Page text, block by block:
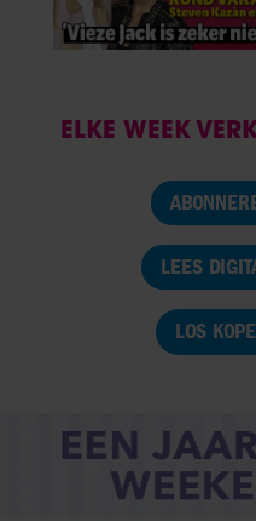
ELKE WEEK
LEES
LOS